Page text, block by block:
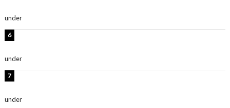
under
under
under